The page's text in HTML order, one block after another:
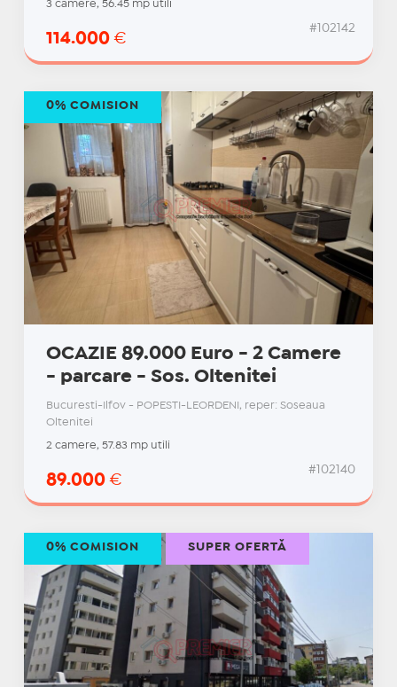
3 camere, 56.45 mp utili
114.000 €
#102142
OCAZIE 89.000 Euro - 2 Camere
- parcare - Sos. Oltenitei
Bucuresti-Ilfov - POPESTI-LEORDENI, reper: Soseaua
Oltenitei
2 camere, 57.83 mp utili
89.000 €
#102140
0% COMISION
0% COMISION SUPER OFERTĂ